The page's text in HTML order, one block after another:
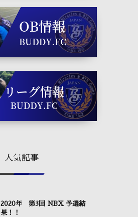
人気記事
2020年 第3回 NBX 予選結
果！！